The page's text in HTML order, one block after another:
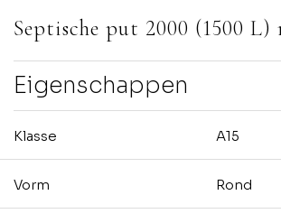
Septische put 2000 (1500 L)
Eigenschappen
Klasse A15
Vorm Rond